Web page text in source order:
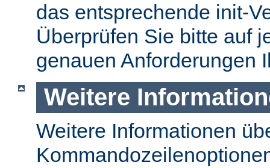
das entsprechende init-
Überprüfen Sie bitte auf
genauen Anforderungen
Weitere
Weitere Informationen